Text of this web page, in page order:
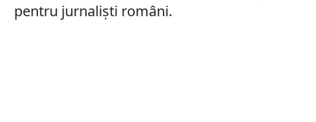
pentru jurnalişti români.